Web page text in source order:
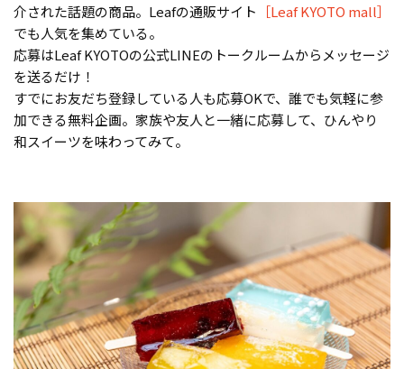
介された話題の商品。Leafの通販サイト ［Leaf KYOTO mall］
でも人気を集めている。
応募はLeaf KYOTOの公式LINEのトークルームからメッセージ
を送るだけ！
すでにお友だち登録している人も応募OKで、誰でも気軽に参
加できる無料企画。家族や友人と一緒に応募して、ひんやり
和スイーツを味わってみて。